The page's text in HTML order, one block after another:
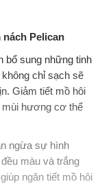
nách Pelican
bổ sung những tinh
chỉ sạch sẽ
Giảm tiết mồ hôi
hương cơ thể
ngừa sự hình
màu và trắng
ngăn tiết mồ hôi